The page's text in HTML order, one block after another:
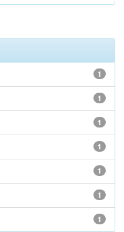
1
1
1
1
1
1
1